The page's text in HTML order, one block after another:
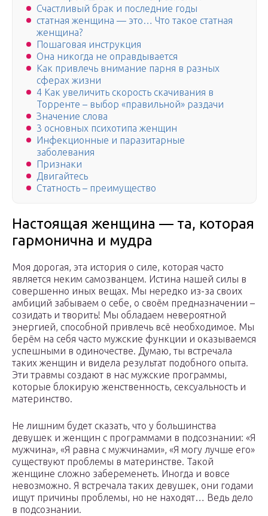
Счастливый брак и последние годы
статная женщина — это… Что такое статная
женщина?
Пошаговая инструкция
Она никогда не оправдывается
Как привлечь внимание парня в разных
сферах жизни
4 Как увеличить скорость скачивания в
Торренте – выбор «правильной» раздачи
Значение слова
3 основных психотипа женщин
Инфекционные и паразитарные
заболевания
Признаки
Двигайтесь
Статность – преимущество
Настоящая женщина — та, которая
гармонична и мудра
Моя дорогая, эта история о силе, которая часто
является неким самозванцем. Истина нашей силы в
совершенно иных вещах. Мы нередко из-за своих
амбиций забываем о себе, о своём предназначении –
созидать и творить! Мы обладаем невероятной
энергией, способной привлечь всё необходимое. Мы
берём на себя часто мужские функции и оказываемся
успешными в одиночестве. Думаю, ты встречала
таких женщин и видела результат подобного опыта.
Эти травмы создают в нас мужские программы,
которые блокирую женственность, сексуальность и
материнство.
Не лишним будет сказать, что у большинства
девушек и женщин с программами в подсознании: «Я
мужчина», «Я равна с мужчинами», «Я могу лучше его»
существуют проблемы в материнстве. Такой
женщине сложно забеременеть. Иногда и вовсе
невозможно. Я встречала таких девушек, они годами
ищут причины проблемы, но не находят… Ведь дело
в подсознании.